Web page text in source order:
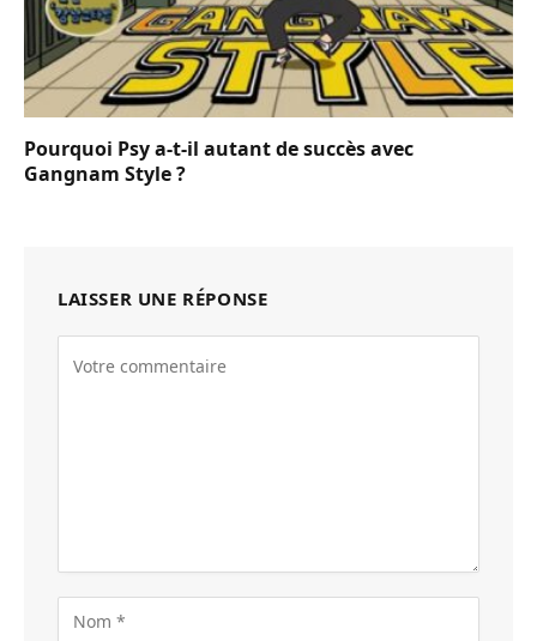
Pourquoi Psy a-t-il autant de succès avec
Gangnam Style ?
LAISSER UNE RÉPONSE